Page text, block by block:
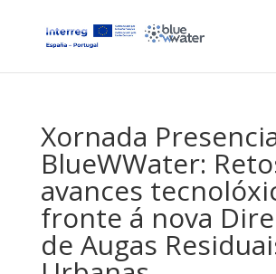
Xornada
BlueWWater:
avances
fronte á nova
de Augas